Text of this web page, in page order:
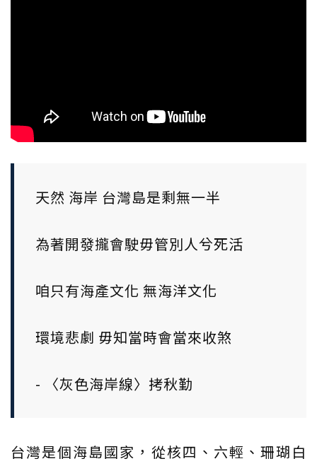
天然 海岸 台灣島是剩無一半
為著開發攏會駛毋管別人兮死活
咱只有海產文化 無海洋文化
環境悲劇 毋知當時會當來收煞
- 〈灰色海岸線〉拷秋勤
台灣是個海島國家，從核四、六輕、珊瑚白